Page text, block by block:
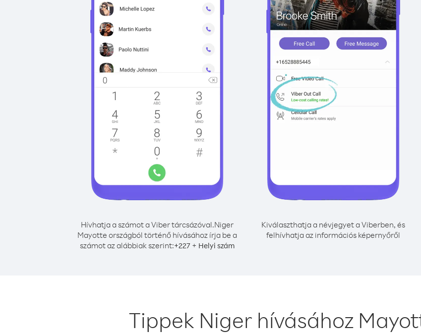
Hívhatja a számot a Viber tárcsázóval.Niger
Mayotte országból történő hívásához írja be a
számot az alábbiak szerint:+227 + Helyi szám
Kiválaszthatja a névjegyet a Viberben, és
felhívhatja az információs képernyőről
Tippek Niger hívásához